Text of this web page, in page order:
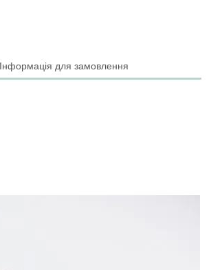
Інформація для замовлення